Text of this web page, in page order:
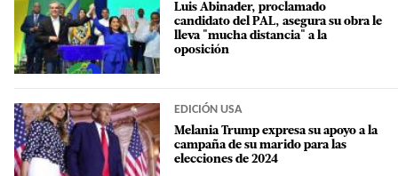
Luis Abinader, proclamado
candidato del PAL, asegura su obra le
lleva "mucha distancia" a la
oposición
EDICIÓN USA
Melania Trump expresa su apoyo a la
campaña de su marido para las
elecciones de 2024